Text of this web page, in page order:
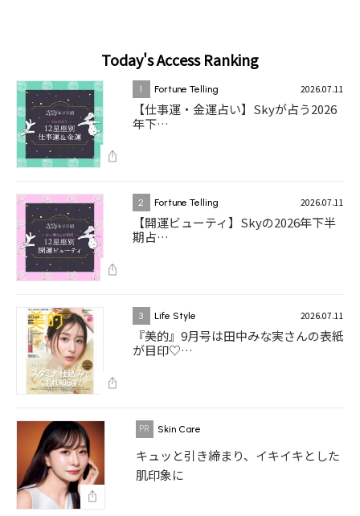
Today's Access Ranking
1 Fortune Telling 2026.07.11
【仕事運・金運占い】Skyが占う2026
年下…
2 Fortune Telling 2026.07.11
【開運ビューティ】Skyの2026年下半
期占…
3 Life Style 2026.07.11
『美的』9月号は田中みな実さんの表紙
が目印♡…
Skin Care
キュッと引き締まり、イキイキとした
肌印象に